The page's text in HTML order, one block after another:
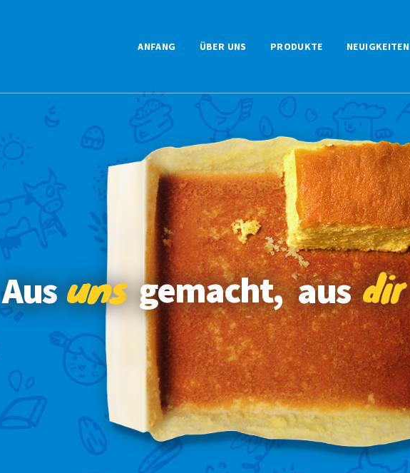
ANFANG ÜBER UNS PRODUKTE NEUIGKEITEN
Aus uns aus dir
gemacht,